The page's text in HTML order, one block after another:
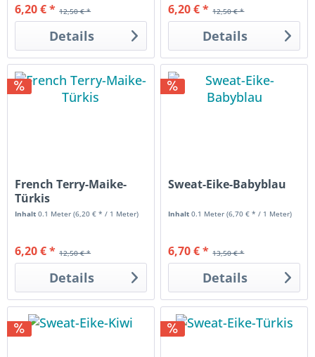
6,20 € * 12,50 € *
Details
6,20 € * 12,50 € *
Details
French Terry-Maike-
Türkis
Inhalt0.1 Meter(6,20 € * / 1 Meter)
6,20 € * 12,50 € *
Details
Sweat-Eike-Babyblau
Inhalt0.1 Meter(6,70 € * / 1 Meter)
6,70 € * 13,50 € *
Details